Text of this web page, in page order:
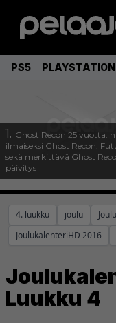
PS5
1. Ghost Recon 25 vuotta:
ilmaiseksi Ghost Recon:
sekä merkittävä Ghost
päivitys
4. luukku joulu
JoulukalenteriHD 2016
Luukku 4